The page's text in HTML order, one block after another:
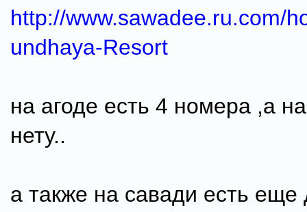
http://www.sawadee.ru.com/
undhaya-Resort
на агоде есть 4 номера ,а
нету..
а также на савади есть еще